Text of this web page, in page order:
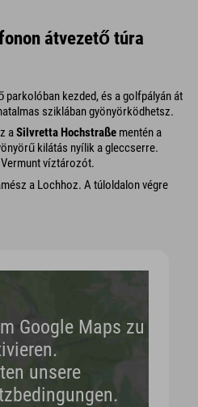
átvezető túra
parkolóban kezded, és a golfpályán át
sziklában gyönyörködhetsz.
aSilvretta Hochstraße mentén a
kilátás nyílik a gleccserre.
víztározót.
a Lochhoz. A túloldalon végre
Google Maps zu
unsere